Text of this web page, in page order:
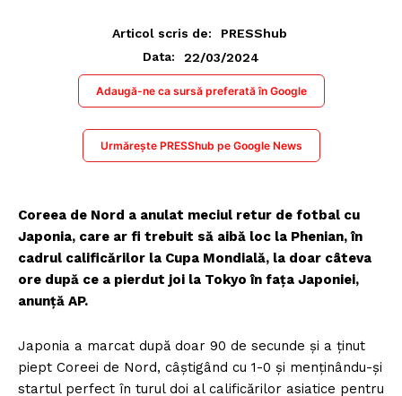
Articol scris de:
PRESShub
Data:
22/03/2024
Adaugă-ne ca sursă preferată în Google
Urmărește PRESShub pe Google News
Coreea de Nord a anulat meciul retur de fotbal cu
Japonia, care ar fi trebuit să aibă loc la Phenian, în
cadrul calificărilor la Cupa Mondială, la doar câteva
ore după ce a pierdut joi la Tokyo în fața Japoniei,
anunță AP.
Japonia a marcat după doar 90 de secunde și a ținut
piept Coreei de Nord, câștigând cu 1-0 și menținându-și
startul perfect în turul doi al calificărilor asiatice pentru